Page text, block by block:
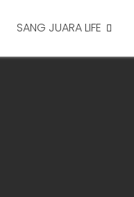
SANG JUARA LIFE